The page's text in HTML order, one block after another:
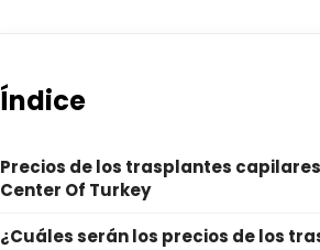
Índice
Precios de los trasplantes
Center Of Turkey
¿Cuáles serán los precios de los